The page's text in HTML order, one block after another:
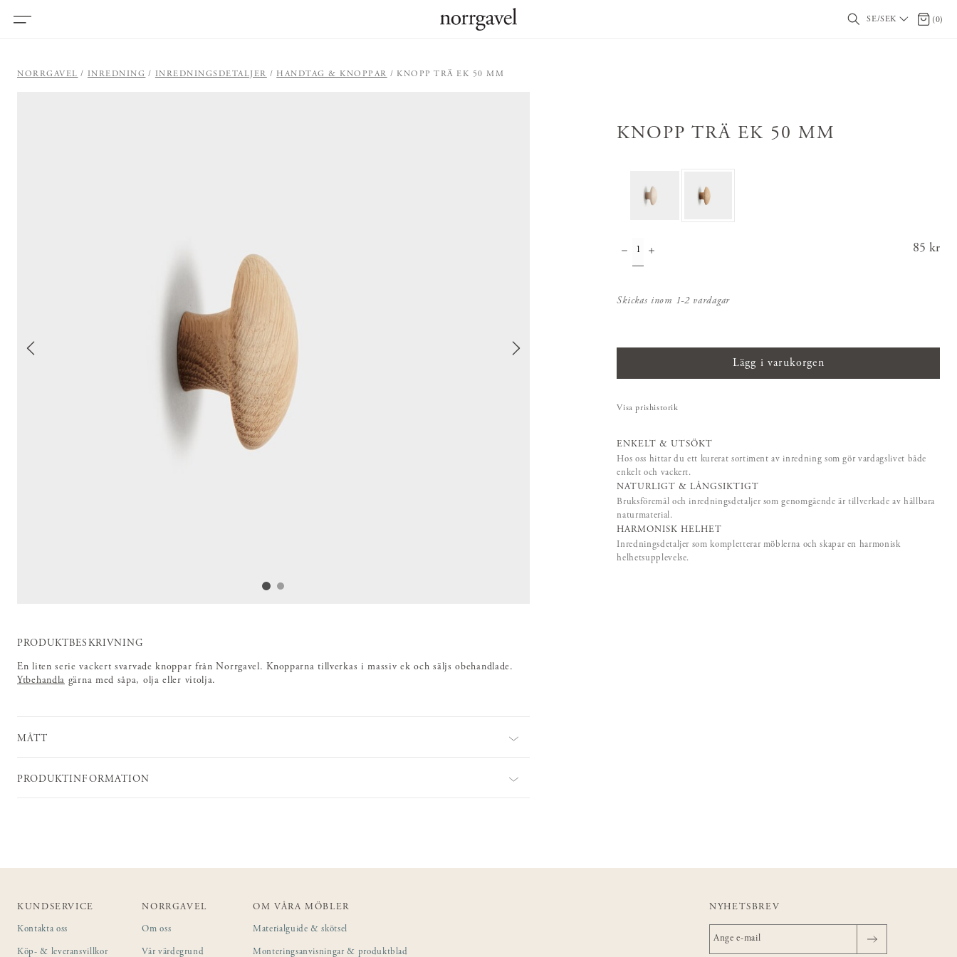
SE/SEK 0 (0)
NORRGAVEL INREDNING INREDNINGSDETALJER HANDTAG & KNOPPAR KNOPP TRÄ EK 50 MM
KNOPP TRÄ EK 50 MM
Pris:
85 kr
Skickas inom 1-2 vardagar
Lägg i varukorgen
Visa prishistorik
ENKELT & UTSÖKT
Hos oss hittar du ett kurerat sortiment av inredning som gör vardagslivet både
enkelt och vackert.
NATURLIGT & LÅNGSIKTIGT
Bruksföremål och inredningsdetaljer som genomgående är tillverkade av hållbara
naturmaterial.
HARMONISK HELHET
Inredningsdetaljer som kompletterar möblerna och skapar en harmonisk
helhetsupplevelse.
PRODUKTBESKRIVNING
En liten serie vackert svarvade knoppar från Norrgavel. Knopparna tillverkas i massiv ek och säljs obehandlade.
Ytbehandla gärna med såpa, olja eller vitolja.
MÅTT
PRODUKTINFORMATION
KUNDSERVICE
Kontakta oss
Köp- & leveransvillkor
NORRGAVEL
Om oss
Vår värdegrund
OM VÅRA MÖBLER
Materialguide & skötsel
Monteringsanvisningar & produktblad
NYHETSBREV